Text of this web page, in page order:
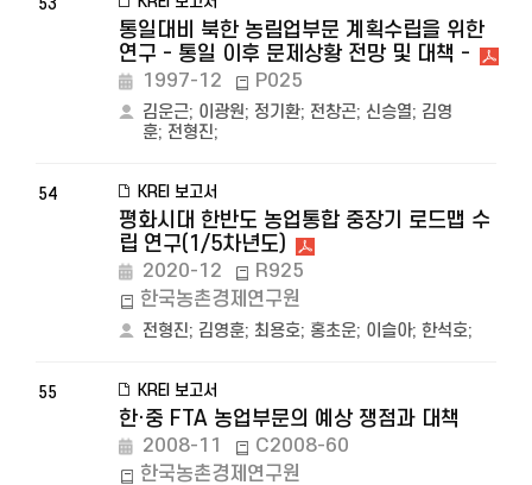
53
통일대비 북한 농림업부문 계획수립을 위한
연구 - 통일 이후 문제상황 전망 및 대책 -
1997-12 P025
김운근; 이광원; 정기환; 전창곤; 신승열; 김영
훈; 전형진;
54 KREI 보고서
평화시대 한반도 농업통합 중장기 로드맵 수
립 연구(1/5차년도)
2020-12
R925
한국농촌경제연구원
전형진; 김영훈; 최용호; 홍초운; 이슬아; 한석호;
55 KREI 보고서
한·중 FTA 농업부문의 예상 쟁점과 대책
2008-11
C2008-60
한국농촌경제연구원